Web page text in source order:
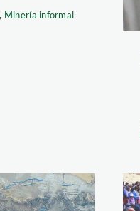
, Minería informal